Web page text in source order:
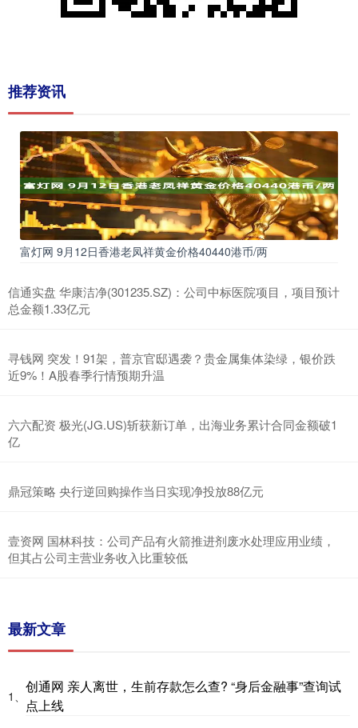
推荐资讯
富灯网 9月12日香港老凤祥黄金价格40440港币/两
信通实盘 华康洁净(301235.SZ)：公司中标医院项目，项目预计
总金额1.33亿元
寻钱网 突发！91架，普京官邸遇袭？贵金属集体染绿，银价跌
近9%！A股春季行情预期升温
六六配资 极光(JG.US)斩获新订单，出海业务累计合同金额破1
亿
鼎冠策略 央行逆回购操作当日实现净投放88亿元
壹资网 国林科技：公司产品有火箭推进剂废水处理应用业绩，
但其占公司主营业务收入比重较低
最新文章
1、
创通网 亲人离世，生前存款怎么查? “身后金融事”查询试
点上线